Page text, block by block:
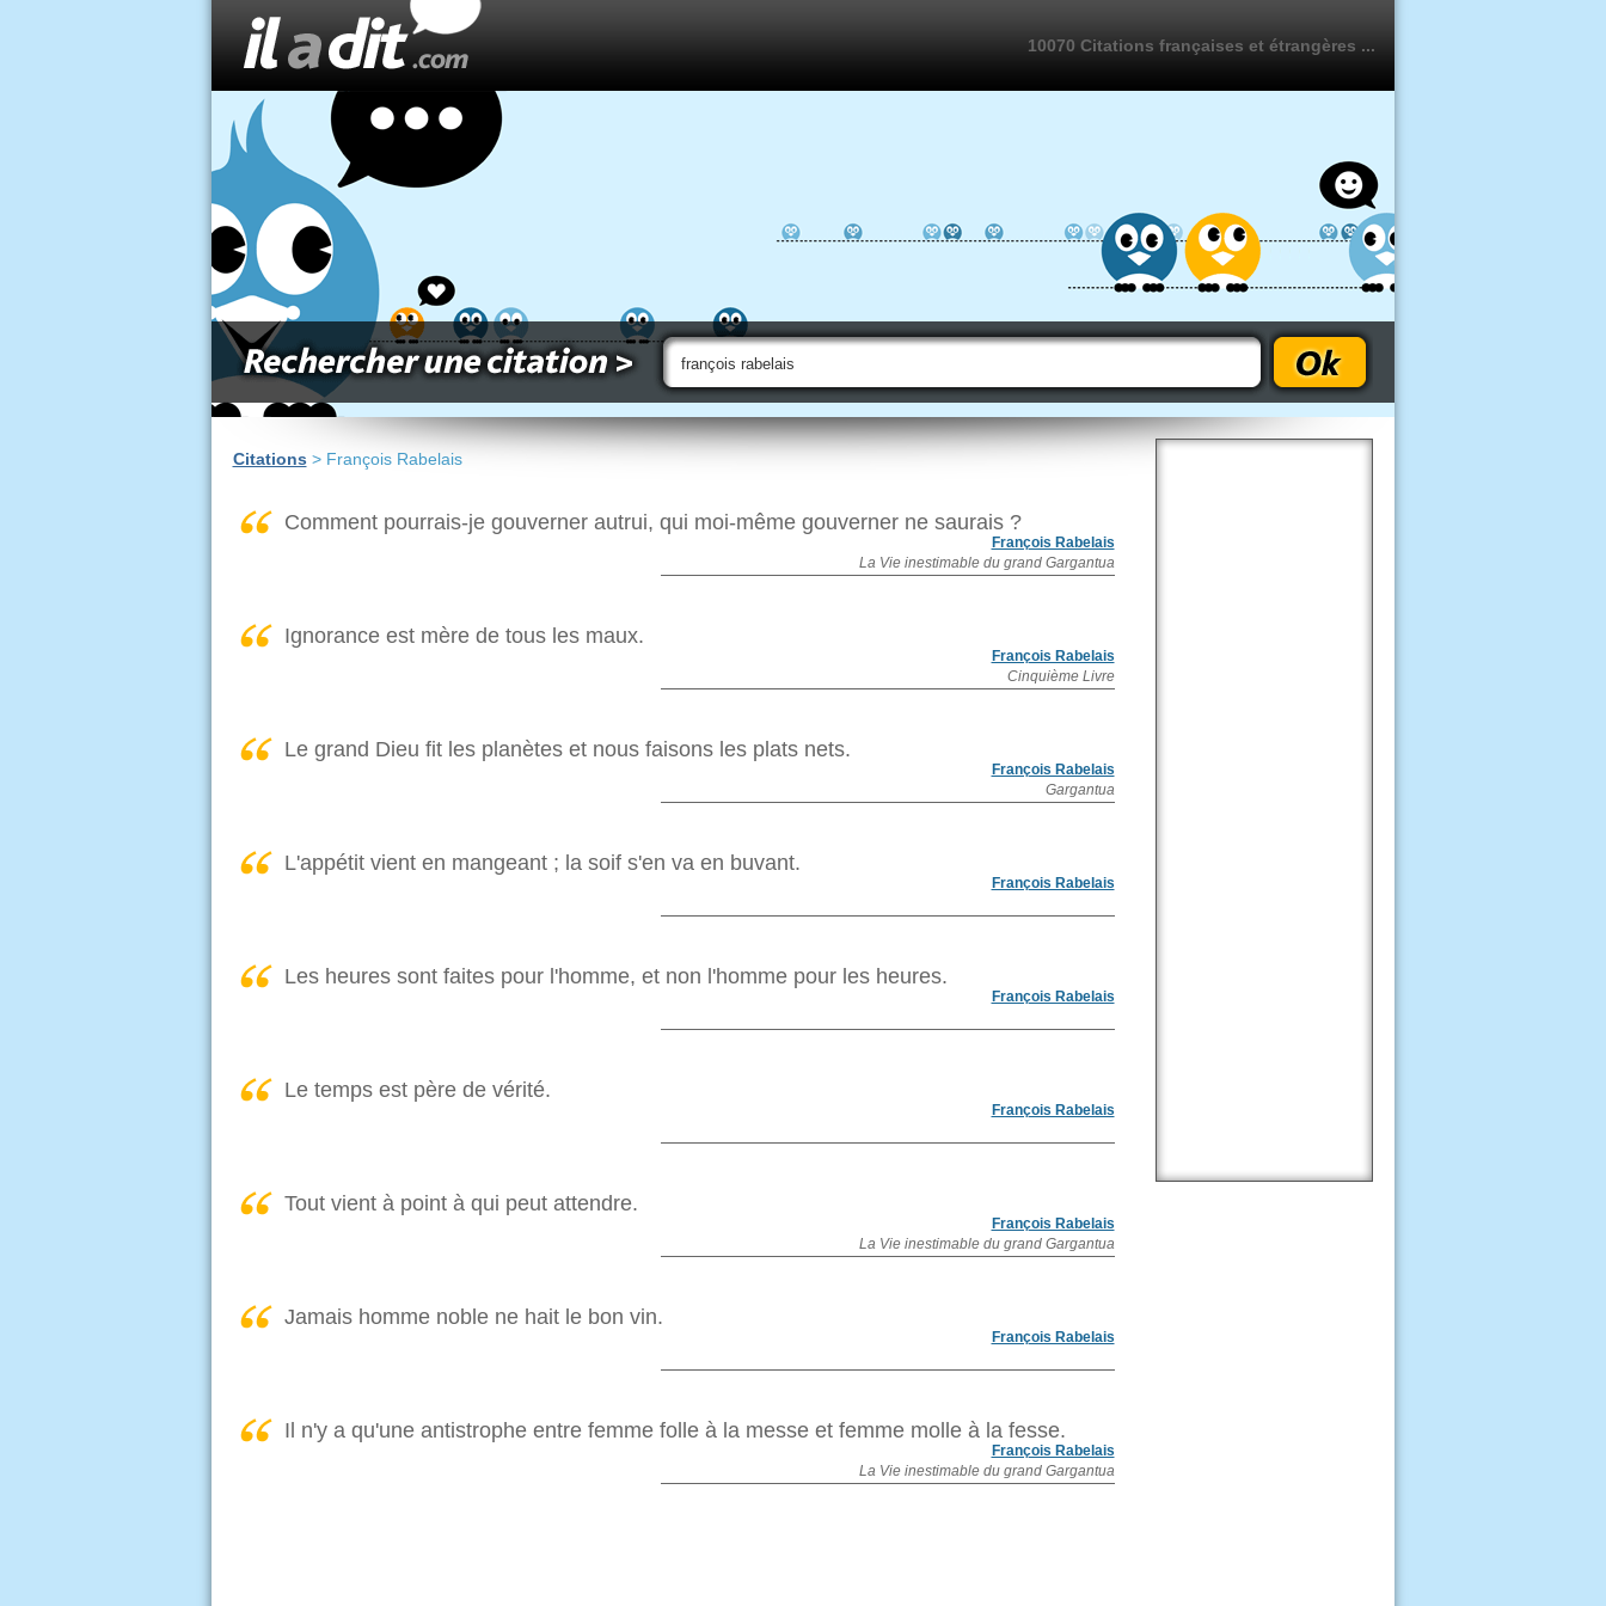
10070 Citations françaises et étrangères ...
Citations > François Rabelais
Comment pourrais-je gouverner autrui, qui moi-même gouverner ne saurais ?
François Rabelais
La Vie inestimable du grand Gargantua
Ignorance est mère de tous les maux.
François Rabelais
Cinquième Livre
Le grand Dieu fit les planètes et nous faisons les plats nets.
François Rabelais
Gargantua
L'appétit vient en mangeant ; la soif s'en va en buvant.
François Rabelais
Les heures sont faites pour l'homme, et non l'homme pour les heures.
François Rabelais
Le temps est père de vérité.
François Rabelais
Tout vient à point à qui peut attendre.
François Rabelais
La Vie inestimable du grand Gargantua
Jamais homme noble ne hait le bon vin.
François Rabelais
Il n'y a qu'une antistrophe entre femme folle à la messe et femme molle à la fesse.
François Rabelais
La Vie inestimable du grand Gargantua